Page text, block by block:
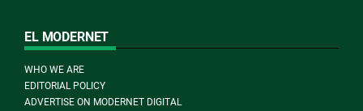
EL MODERNET
WHO WE ARE
EDITORIAL POLICY
ADVERTISE ON MODERNET DIGITAL